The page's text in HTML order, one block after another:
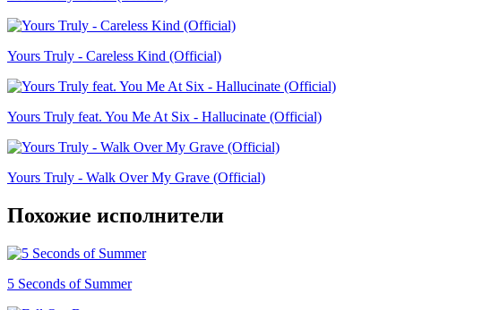
Yours Truly - Careless Kind (Official)
Yours Truly feat. You Me At Six - Hallucinate (Official)
Yours Truly - Walk Over My Grave (Official)
Похожие исполнители
5 Seconds of Summer